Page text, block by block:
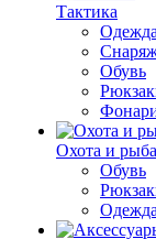
Тактика
Одежда
Обувь
Охота и
Обувь
Одежда